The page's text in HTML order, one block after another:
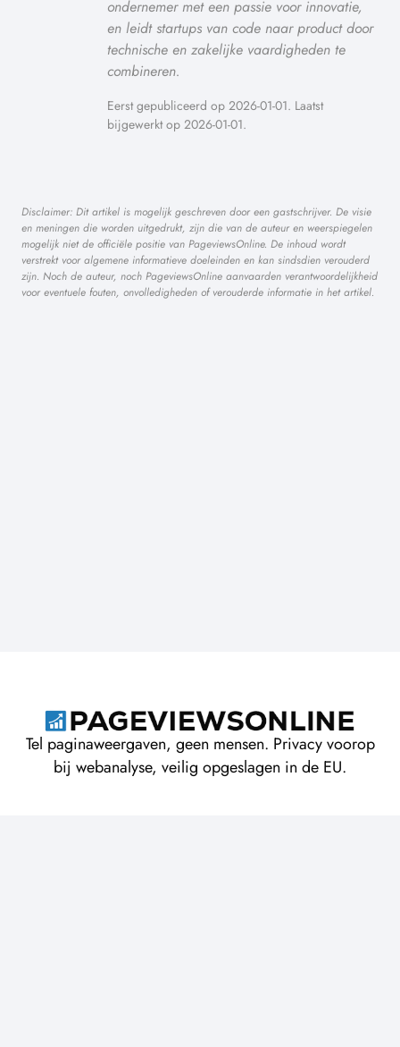
ondernemer met een passie voor innovatie,
en leidt startups van code naar product door
technische en zakelijke vaardigheden te
combineren.
Eerst gepubliceerd op 2026-01-01. Laatst
bijgewerkt op 2026-01-01.
Disclaimer: Dit artikel is mogelijk geschreven door een gastschrijver. De visie
en meningen die worden uitgedrukt, zijn die van de auteur en weerspiegelen
mogelijk niet de officiële positie van PageviewsOnline. De inhoud wordt
verstrekt voor algemene informatieve doeleinden en kan sindsdien verouderd
zijn. Noch de auteur, noch PageviewsOnline aanvaarden verantwoordelijkheid
voor eventuele fouten, onvolledigheden of verouderde informatie in het artikel.
Tel paginaweergaven, geen mensen. Privacy voorop
bij webanalyse, veilig opgeslagen in de EU.